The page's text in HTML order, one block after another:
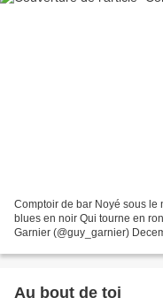
Comptoir de bar Noyé sous le
blues en noir Qui tourne en
Garnier (@guy_garnier)
Au bout de toi